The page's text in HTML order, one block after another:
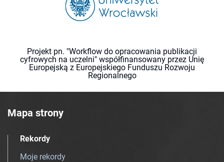
Projekt pn. "Workflow do opracowania publikacji
cyfrowych na uczelni" współfinansowany przez Unię
Europejską z Europejskiego Funduszu Rozwoju
Regionalnego
Mapa strony
Rekordy
Moje rekordy